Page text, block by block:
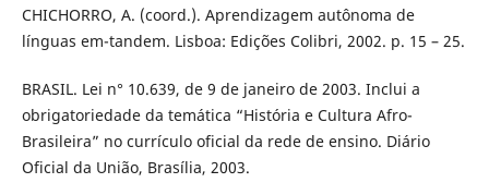
CHICHORRO, A. (coord.). Aprendizagem autônoma de
línguas em-tandem. Lisboa: Edições Colibri, 2002. p. 15 – 25.
BRASIL. Lei n° 10.639, de 9 de janeiro de 2003. Inclui a
obrigatoriedade da temática “História e Cultura Afro-
Brasileira” no currículo oficial da rede de ensino. Diário
Oficial da União, Brasília, 2003.